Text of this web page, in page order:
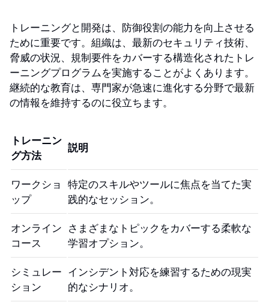
トレーニングと開発は、防御役割の能力を向上させる
ために重要です。組織は、最新のセキュリティ技術、
脅威の状況、規制要件をカバーする構造化されたトレ
ーニングプログラムを実施することがよくあります。
継続的な教育は、専門家が急速に進化する分野で最新
の情報を維持するのに役立ちます。
トレーニン
グ方法
説明
ワークショ
ップ
特定のスキルやツールに焦点を当てた実
践的なセッション。
オンライン
コース
さまざまなトピックをカバーする柔軟な
学習オプション。
シミュレー
ション
インシデント対応を練習するための現実
的なシナリオ。